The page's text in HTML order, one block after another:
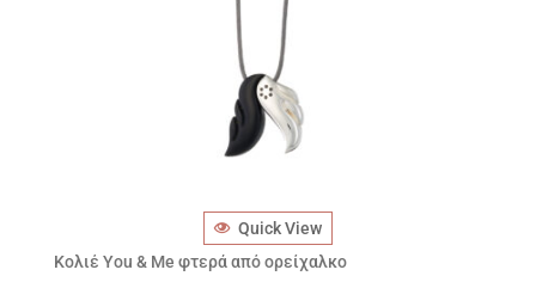
Quick View
Κολιέ You & Me φτερά από ορείχαλκο